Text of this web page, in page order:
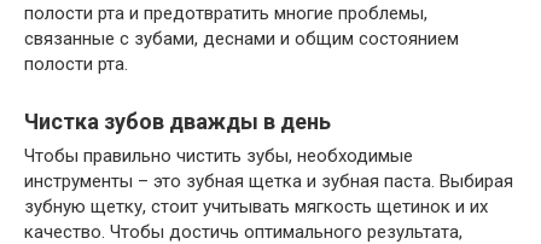
полости рта и предотвратить многие проблемы,
связанные с зубами, деснами и общим состоянием
полости рта.
Чистка зубов дважды в день
Чтобы правильно чистить зубы, необходимые
инструменты – это зубная щетка и зубная паста. Выбирая
зубную щетку, стоит учитывать мягкость щетинок и их
качество. Чтобы достичь оптимального результата,